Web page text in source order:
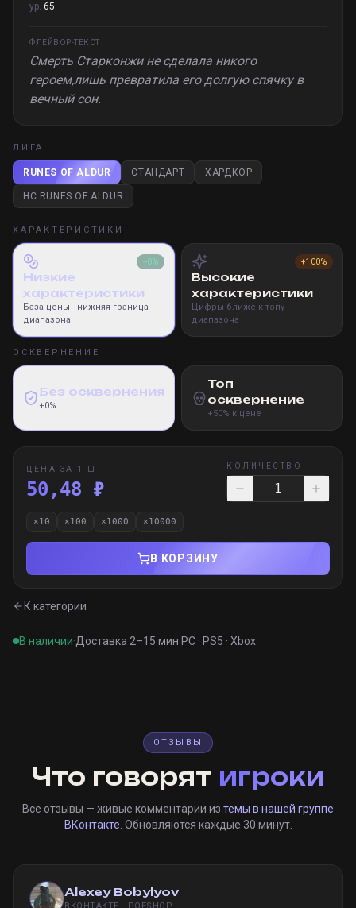
ур. 65
ФЛЕЙВОР-ТЕКСТ
Смерть Старконжи не сделала никого
героем,лишь превратила его долгую спячку в
вечный сон.
ЛИГА
RUNES OF ALDUR СТАНДАРТ ХАРДКОР
HC RUNES OF ALDUR
ХАРАКТЕРИСТИКИ
+0%
Низкие
характеристики
База цены · нижняя граница
диапазона
+100%
Высокие
характеристики
Цифры ближе к топу
диапазона
ОСКВЕРНЕНИЕ
Без осквернения
+0%
Топ
осквернение
+50% к цене
ЦЕНА ЗА 1 ШТ
50,48 ₽
КОЛИЧЕСТВО
×10 ×100 ×1000 ×10000
В КОРЗИНУ
К категории
В наличии·Доставка 2–15 мин·PC · PS5 · Xbox
ОТЗЫВЫ
Что говорят игроки
Все отзывы — живые комментарии из темы в нашей группе
ВКонтакте . Обновляются каждые 30 минут.
Alexey Bobylyov